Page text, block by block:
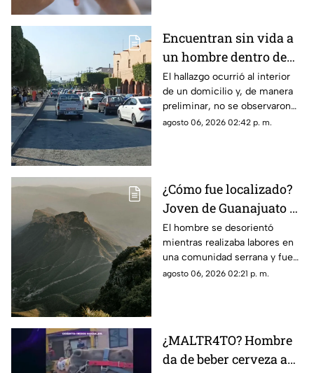
Encuentran sin vida a
un hombre dentro de
una casa en esta zona
de Querétaro
El hallazgo ocurrió al interior
de un domicilio y, de manera
preliminar, no se observaron
huellas de violencia en el
agosto 06, 2026 02:42 p. m.
¿Cómo fue localizado?
Joven de Guanajuato es
encontrado en la Sierra
Gorda de Querétaro
El hombre se desorientó
mientras realizaba labores en
una comunidad serrana y fue
encontrado durante la noche
agosto 06, 2026 02:21 p. m.
¿MALTR4TO? Hombre
da de beber cerveza a